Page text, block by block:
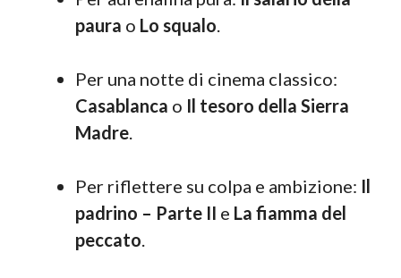
paura o Lo squalo.
Per una notte di cinema classico:
Casablanca o Il tesoro della Sierra
Madre.
Per riflettere su colpa e ambizione: Il
padrino – Parte II e La fiamma del
peccato.